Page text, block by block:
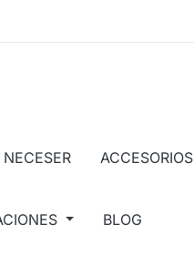
NECESER ACCESORIOS
BLOG